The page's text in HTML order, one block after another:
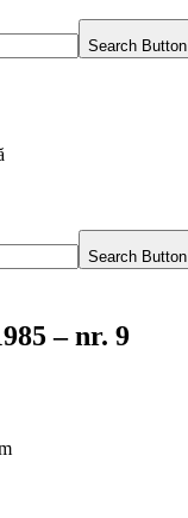
Search Button
Search Button
– nr. 9